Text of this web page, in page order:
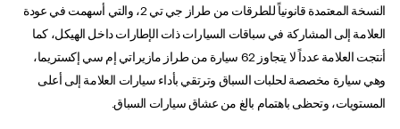
النسخة المعتمدة قانونياً للطرقات من طراز جي تي 2، والتي أسهمت في عودة
العلامة إلى المشاركة في سباقات السيارات ذات الإطارات داخل الهيكل، كما
أنتجت العلامة عدداً لا يتجاوز 62 سيارة من طراز مازيراتي إم سي إكستريما،
وهي سيارة مخصصة لحلبات السباق وترتقي بأداء سيارات العلامة إلى أعلى
المستويات، وتحظى باهتمام بالغ من عشاق سيارات السباق.